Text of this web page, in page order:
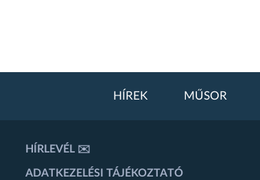
HÍREK MŰSOR
HÍRLEVÉL ✉️
ADATKEZELÉSI TÁJÉKOZTATÓ